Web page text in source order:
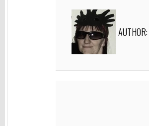
AUTHOR: